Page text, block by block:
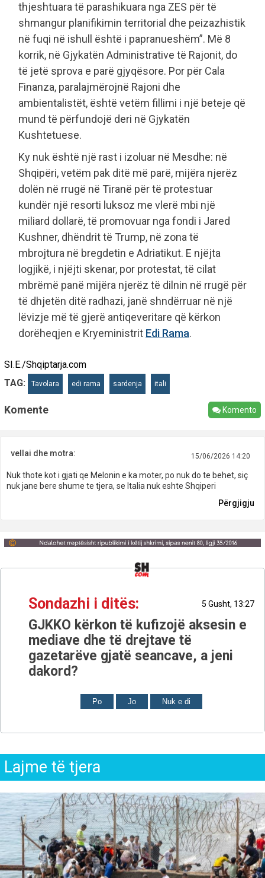
thjeshtuara të parashikuara nga ZES për të
shmangur planifikimin territorial dhe peizazhistik
në fuqi në ishull është i papranueshëm”. Më 8
korrik, në Gjykatën Administrative të Rajonit, do
të jetë sprova e parë gjyqësore. Por për Cala
Finanza, paralajmërojnë Rajoni dhe
ambientalistët, është vetëm fillimi i një beteje që
mund të përfundojë deri në Gjykatën
Kushtetuese.
Ky nuk është një rast i izoluar në Mesdhe: në
Shqipëri, vetëm pak ditë më parë, mijëra njerëz
dolën në rrugë në Tiranë për të protestuar
kundër një resorti luksoz me vlerë mbi një
miliard dollarë, të promovuar nga fondi i Jared
Kushner, dhëndrit të Trump, në zona të
mbrojtura në bregdetin e Adriatikut. E njëjta
logjikë, i njëjti skenar, por protestat, të cilat
mbrëmë panë mijëra njerëz të dilnin në rrugë për
të dhjetën ditë radhazi, janë shndërruar në një
lëvizje më të gjerë antiqeveritare që kërkon
dorëheqjen e Kryeministrit Edi Rama.
SI.E./Shqiptarja.com
TAG:
Tavolara edi rama sardenja itali
Komente Komento
vellai dhe motra: 15/06/2026 14:20
Nuk thote kot i gjati qe Melonin e ka moter, po nuk do te behet, siç
nuk jane bere shume te tjera, se Italia nuk eshte Shqiperi
Përgjigju
Sondazhi i ditës: 5 Gusht, 13:27
GJKKO kërkon të kufizojë aksesin e
mediave dhe të drejtave të
gazetarëve gjatë seancave, a jeni
dakord?
Po Jo Nuk e di
Lajme të tjera